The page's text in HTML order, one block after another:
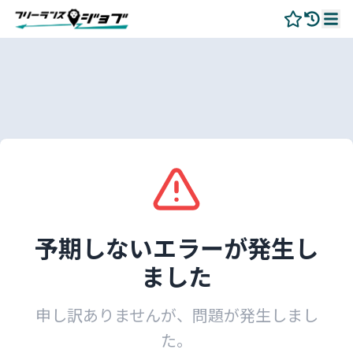
予期しないエラーが発生し
ました
申し訳ありませんが、問題が発生しまし
た。